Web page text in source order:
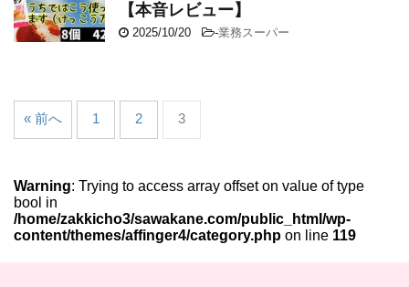
【本音レビュー】
2025/10/20 -業務スーパー
« 前へ 1 2 3
Warning: Trying to access array offset on value of type
bool in
/home/zakkicho3/sawakane.com/public_html/wp-
content/themes/affinger4/category.php on line 119